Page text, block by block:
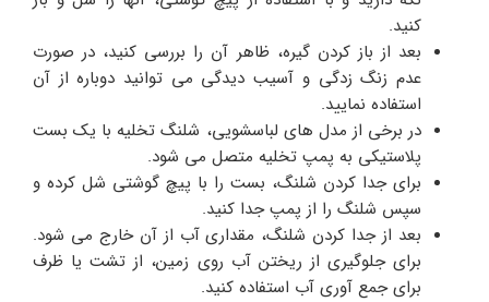
کنید.
بعد از باز کردن گیره، ظاهر آن را بررسی کنید، در صورت
عدم زنگ زدگی و آسیب دیدگی می توانید دوباره از آن
استفاده نمایید.
در برخی از مدل های لباسشویی، شلنگ تخلیه با یک بست
پلاستیکی به پمپ تخلیه متصل می شود.
برای جدا کردن شلنگ، بست را با پیچ گوشتی شل کرده و
سپس شلنگ را از پمپ جدا کنید.
بعد از جدا کردن شلنگ، مقداری آب از آن خارج می شود.
برای جلوگیری از ریختن آب روی زمین، از تشت یا ظرف
برای جمع آوری آب استفاده کنید.